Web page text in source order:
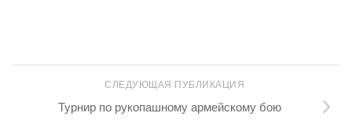
СЛЕДУЮЩАЯ ПУБЛИКАЦИЯ
Турнир по рукопашному армейскому бою